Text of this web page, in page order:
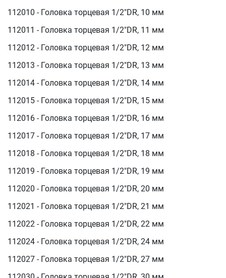
112010 - Головка торцевая 1/2"DR, 10 мм
112011 - Головка торцевая 1/2"DR, 11 мм
112012 - Головка торцевая 1/2"DR, 12 мм
112013 - Головка торцевая 1/2"DR, 13 мм
112014 - Головка торцевая 1/2"DR, 14 мм
112015 - Головка торцевая 1/2"DR, 15 мм
112016 - Головка торцевая 1/2"DR, 16 мм
112017 - Головка торцевая 1/2"DR, 17 мм
112018 - Головка торцевая 1/2"DR, 18 мм
112019 - Головка торцевая 1/2"DR, 19 мм
112020 - Головка торцевая 1/2"DR, 20 мм
112021 - Головка торцевая 1/2"DR, 21 мм
112022 - Головка торцевая 1/2"DR, 22 мм
112024 - Головка торцевая 1/2"DR, 24 мм
112027 - Головка торцевая 1/2"DR, 27 мм